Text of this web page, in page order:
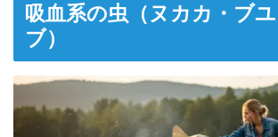
吸血系の虫（ヌカカ・ブ
ブ）